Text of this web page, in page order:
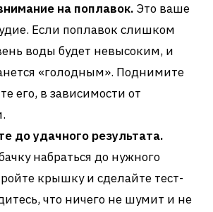
на поплавок. Это ваше
Если поплавок слишком
воды будет невысоким, и
«голодным». Поднимите
его, в зависимости от
до удачного результата.
набраться до нужного
крышку и сделайте тест-
что ничего не шумит и не